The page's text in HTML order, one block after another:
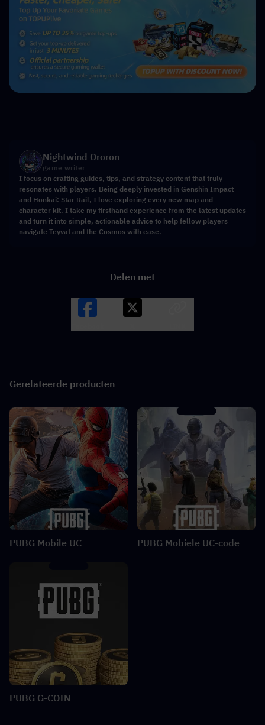
Nightwind Ororon
game writer
I focus on crafting guides, tips, and strategy content that truly
resonates with players. Being deeply invested in Genshin Impact
and Honkai: Star Rail, I love exploring every new map and
character kit. I take my firsthand experience from the latest updates
and turn it into simple, actionable advice to help fellow players
navigate Teyvat and the Cosmos with ease.
Delen met
Gerelateerde producten
PUBG Mobile UC PUBG Mobiele UC-code
PUBG G-COIN